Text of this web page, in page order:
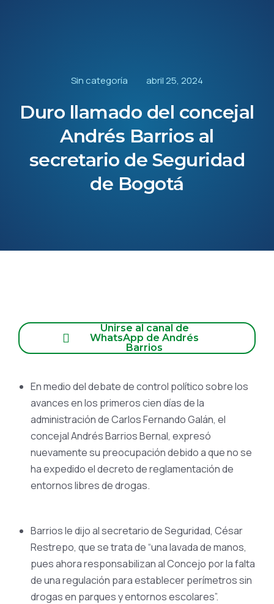
Sin categoría abril 25, 2024
Duro llamado del concejal
Andrés Barrios al
secretario de Seguridad
de Bogotá
Unirse al canal de
WhatsApp de Andrés
Barrios
En medio del debate de control político sobre los
avances en los primeros cien días de la
administración de Carlos Fernando Galán, el
concejal Andrés Barrios Bernal, expresó
nuevamente su preocupación debido a que no se
ha expedido el decreto de reglamentación de
entornos libres de drogas.
Barrios le dijo al secretario de Seguridad, César
Restrepo, que se trata de “una lavada de manos,
pues ahora responsabilizan al Concejo por la falta
de una regulación para establecer perímetros sin
drogas en parques y entornos escolares”.